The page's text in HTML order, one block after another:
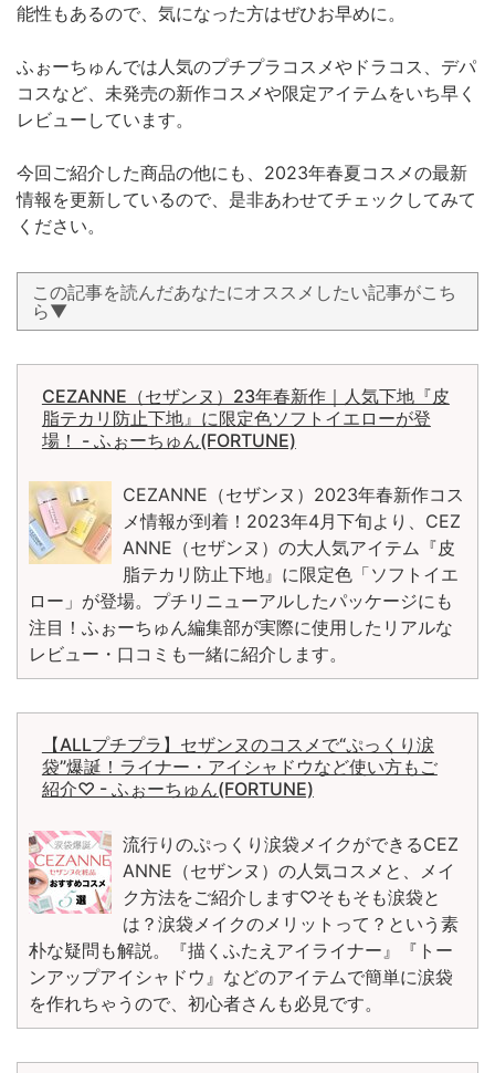
能性もあるので、気になった方はぜひお早めに。
ふぉーちゅんでは人気のプチプラコスメやドラコス、デパ
コスなど、未発売の新作コスメや限定アイテムをいち早く
レビューしています。
今回ご紹介した商品の他にも、2023年春夏コスメの最新
情報を更新しているので、是非あわせてチェックしてみて
ください。
この記事を読んだあなたにオススメしたい記事がこち
ら▼
CEZANNE（セザンヌ）23年春新作｜人気下地『皮
脂テカリ防止下地』に限定色ソフトイエローが登
場！ - ふぉーちゅん(FORTUNE)
CEZANNE（セザンヌ）2023年春新作コス
メ情報が到着！2023年4月下旬より、CEZ
ANNE（セザンヌ）の大人気アイテム『皮
脂テカリ防止下地』に限定色「ソフトイエ
ロー」が登場。プチリニューアルしたパッケージにも
注目！ふぉーちゅん編集部が実際に使用したリアルな
レビュー・口コミも一緒に紹介します。
【ALLプチプラ】セザンヌのコスメで“ぷっくり涙
袋”爆誕！ライナー・アイシャドウなど使い方もご
紹介♡ - ふぉーちゅん(FORTUNE)
流行りのぷっくり涙袋メイクができるCEZ
ANNE（セザンヌ）の人気コスメと、メイ
ク方法をご紹介します♡そもそも涙袋と
は？涙袋メイクのメリットって？という素
朴な疑問も解説。『描くふたえアイライナー』『トー
ンアップアイシャドウ』などのアイテムで簡単に涙袋
を作れちゃうので、初心者さんも必見です。